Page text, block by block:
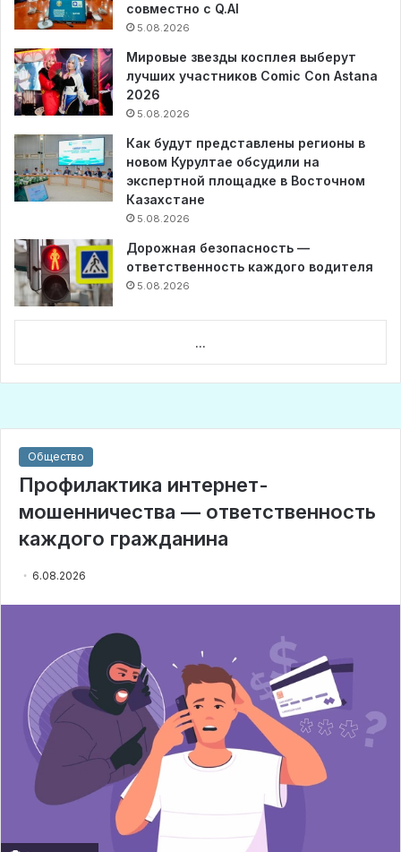
совместно с Q.AI
5.08.2026
Мировые звезды косплея выберут
лучших участников Comic Con Astana
2026
5.08.2026
Как будут представлены регионы в
новом Курултае обсудили на
экспертной площадке в Восточном
Казахстане
5.08.2026
Дорожная безопасность —
ответственность каждого водителя
5.08.2026
...